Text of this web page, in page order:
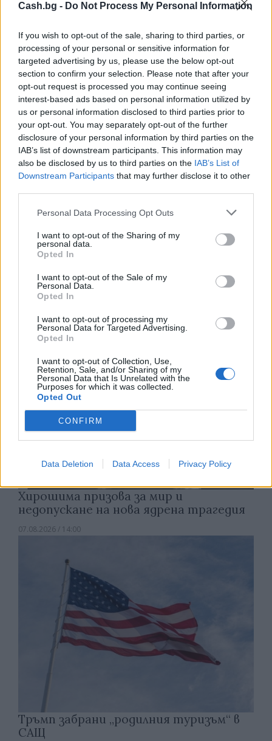
Cash.bg - Do Not Process My Personal Information
If you wish to opt-out of the sale, sharing to third parties, or
processing of your personal or sensitive information for
targeted advertising by us, please use the below opt-out
section to confirm your selection. Please note that after your
opt-out request is processed you may continue seeing
interest-based ads based on personal information utilized by
us or personal information disclosed to third parties prior to
your opt-out. You may separately opt-out of the further
disclosure of your personal information by third parties on the
IAB’s list of downstream participants. This information may
also be disclosed by us to third parties on the IAB’s List of
Downstream Participants that may further disclose it to other
Personal Data Processing Opt Outs
I want to opt-out of the Sharing of my
personal data.
Opted In
I want to opt-out of the Sale of my
Personal Data.
Opted In
I want to opt-out of processing my
Personal Data for Targeted Advertising.
Opted In
I want to opt-out of Collection, Use,
Retention, Sale, and/or Sharing of my
Personal Data that Is Unrelated with the
Purposes for which it was collected.
Opted Out
CONFIRM
Data Deletion Data Access Privacy Policy
Астронавти на NASA излязоха в
открития космос
07.08.2026 / 15:00
Франция ще забрани рекламните
обаждания без съгласието на
абонатите от 11 август
Хирошима призова за мир и
недопускане на нова ядрена трагедия
07.08.2026 / 14:00
Тръмп забрани „родилния туризъм“ в
САЩ